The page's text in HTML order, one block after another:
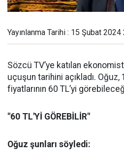
Yayınlanma Tarihi : 15 Şubat 2024
Sözcü TV’ye katılan
uçuşun tarihini açıkladı. Oğuz,
fiyatlarının 60 TL’yi
"60 TL'Yİ GÖREBİLİR"
Oğuz şunları söyledi: